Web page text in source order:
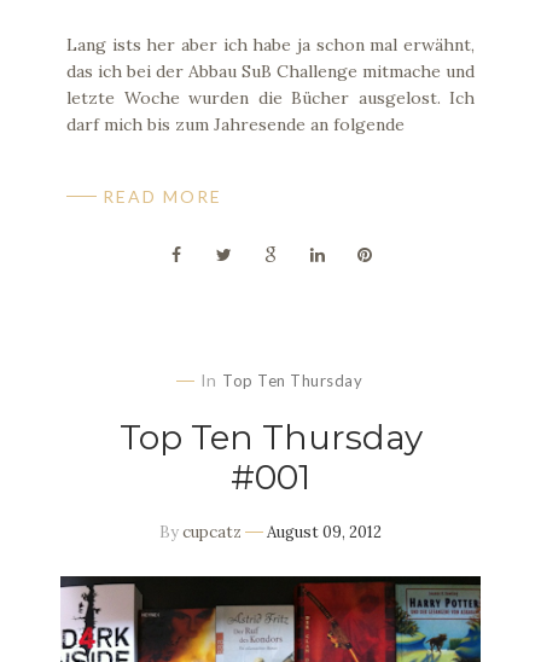
Lang ists her aber ich habe ja schon mal erwähnt,
das ich bei der Abbau SuB Challenge mitmache und
letzte Woche wurden die Bücher ausgelost. Ich
darf mich bis zum Jahresende an folgende
READ MORE
In Top Ten Thursday
Top Ten Thursday
#001
Bycupcatz August 09, 2012